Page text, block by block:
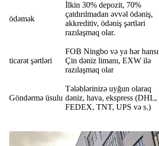
ödəmək
İlkin 30% depozit, 70%
çatdırılmadan əvvəl ödəniş,
akkreditiv, ödəniş şərtləri
razılaşmaq olar.
ticarət şərtləri
FOB Ningbo və ya hər hansı
Çin dəniz limanı, EXW ilə
razılaşmaq olar
Göndərmə üsulu
Tələblərinizə uyğun olaraq
dəniz, hava, ekspress (DHL,
FEDEX, TNT, UPS və s.)